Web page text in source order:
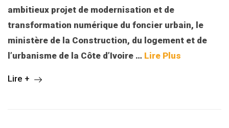
ambitieux projet de modernisation et de
transformation numérique du foncier urbain, le
ministère de la Construction, du logement et de
l’urbanisme de la Côte d’Ivoire … Lire Plus
Lire +